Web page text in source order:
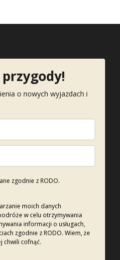
o nowych wyjazdach i
zgodnie z RODO.
moich danych
w celu otrzymywania
informacji o usługach,
zgodnie z RODO. Wiem, że
chwili cofnąć.